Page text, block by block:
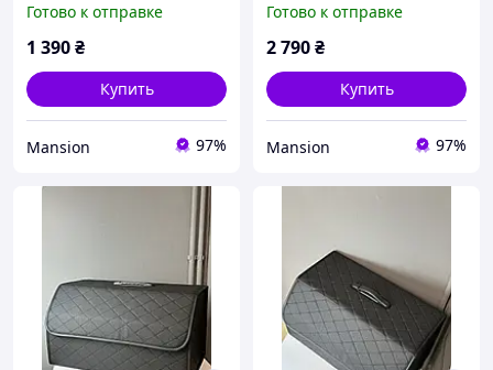
саквояж ящик для
хранения акссесуаров в
Готово к отправке
1 390₴
Купить
Mansion 97%
багажник машины
саквояж ящик для
авто размер XL+L
Готово к отправке
2 790₴
Купить
Mansion 97%